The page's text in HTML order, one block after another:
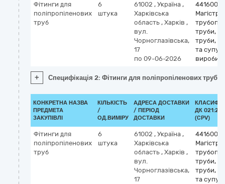
Фітинги для
поліпропіленових
труб
6
штука
61002 , Україна ,
Харківська
область , Харків ,
вул.
Чорноглазівська,
17
по 09-06-2026
труби,
труби,
та
вироби
+ Специфікація 2: Фітинги для поліпропіленових труб
КОНКРЕТНА НАЗВА
ПРЕДМЕТА
ЗАКУПІВЛІ
КІЛЬКІСТЬ
/
ОД.ВИМІРУ
АДРЕСА ДОСТАВКИ
/ ПЕРІОД
ДОСТАВКИ
ДК
(CPV)
Фітинги для
поліпропіленових
труб
6
штука
61002 , Україна ,
Харківська
область , Харків ,
вул.
Чорноглазівська,
17
труби,
труби,
та